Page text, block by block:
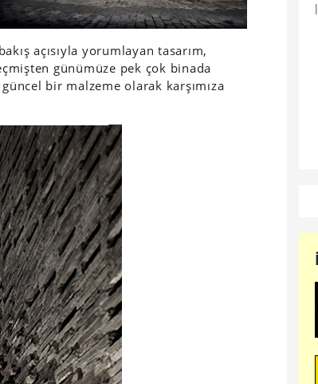
açısıyla yorumlayan tasarım,
günümüze pek çok binada
bir malzeme olarak karşımıza